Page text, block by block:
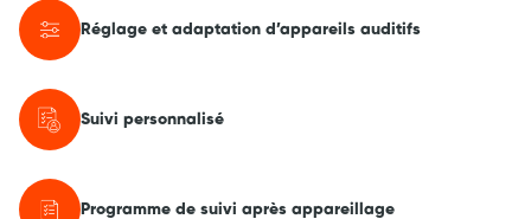
Réglage et adaptation d’appareils auditifs
Suivi personnalisé
Programme de suivi après appareillage